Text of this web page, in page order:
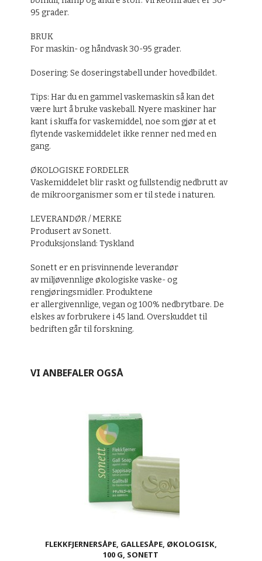
95 grader.
BRUK
For maskin- og håndvask 30-95 grader.
Dosering: Se doseringstabell under hovedbildet.
Tips: Har du en gammel vaskemaskin så kan det
være lurt å bruke vaskeball. Nyere maskiner har
kant i skuffa for vaskemiddel, noe som gjør at et
flytende vaskemiddelet ikke renner ned med en
gang.
ØKOLOGISKE FORDELER
Vaskemiddelet blir raskt og fullstendig nedbrutt av
de mikroorganismer som er til stede i naturen.
LEVERANDØR / MERKE
Produsert av Sonett.
Produksjonsland: Tyskland
Sonett er en prisvinnende leverandør
av miljøvennlige økologiske vaske- og
rengjøringsmidler. Produktene
er allergivennlige, vegan og 100% nedbrytbare. De
elskes av forbrukere i 45 land. Overskuddet til
bedriften går til forskning.
VI ANBEFALER OGSÅ
FLEKKFJERNERSÅPE, GALLESÅPE, ØKOLOGISK,
100 G, SONETT